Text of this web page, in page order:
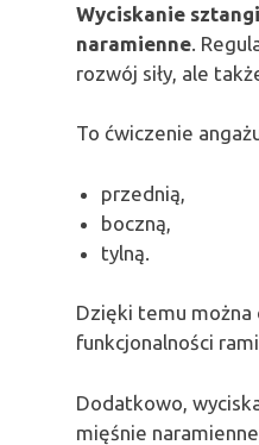
Wyciskanie
naramienne .
rozwój siły, ale
To ćwiczenie
przednią,
boczną,
tylną.
Dzięki temu można
funkcjonalności
Dodatkowo,
mięśnie